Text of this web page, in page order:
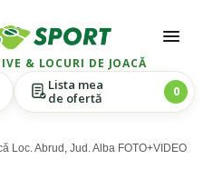
& LOCURI DE JOACĂ
Lista mea
de ofertă
0
Loc. Abrud, Jud. Alba FOTO+VIDEO